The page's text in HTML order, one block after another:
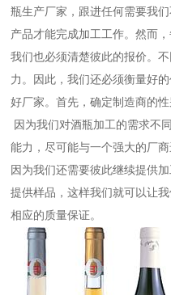
瓶生产厂家 ，跟进任何需要我
产品才能完成加工工作。然而
我们也必须清楚彼此的报价。
力。因此，我们还必须衡量好
好厂家。首先，确定制造商的性
因为我们对酒瓶加工的需求不
能力，尽可能与一个强大的厂
因为我们还需要彼此继续提供
提供样品，这样我们就可以让
相应的质量保证。